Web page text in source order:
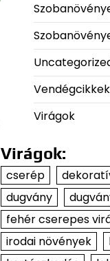
Virágok
Virágok:
cserép
dugvány
fehér cserepes
irodai növények